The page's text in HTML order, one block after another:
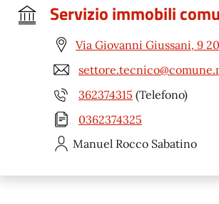
Servizio immobili
Via Giovanni Giussani, 9
362374315 (Telefono)
0362374325
Manuel Rocco Sabatino